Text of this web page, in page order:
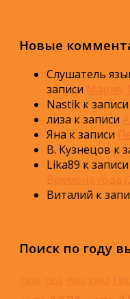
Новые
Слушатель
записи Мария,
Nastik к записи
лиза к записи
Яна к записи
В. Кузнецов к
Lika89 к записи
Времена года
Виталий к
Поиск по году
1950 1955 1960 1962